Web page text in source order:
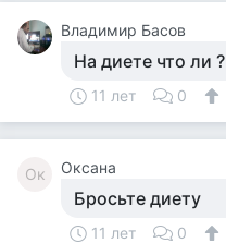
Владимир Басов
На диете что ли ?
11 лет 0
Ок Оксана
Бросьте диету
11 лет 0